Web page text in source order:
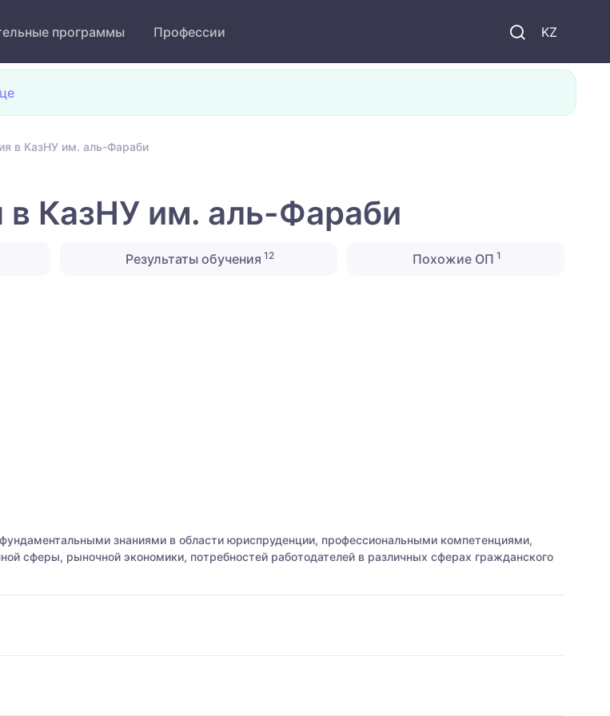
KZ
программы Профессии
в КазНУ им. аль-Фараби
КазНУ им. аль-Фараби
Результаты обучения 12 Похожие ОП 1
знаниями в области юриспруденции, профессиональными компетенциями,
сферы, рыночной экономики, потребностей работодателей в различных сферах гражданского